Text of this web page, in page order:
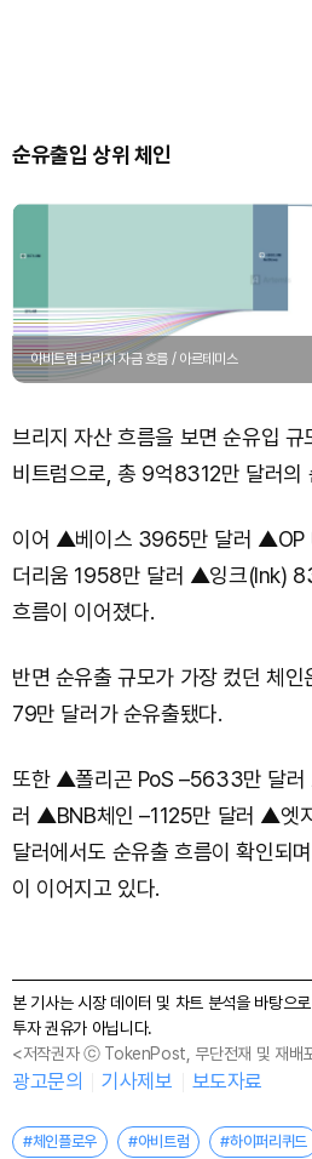
순유출입 상위 체인
아비트럼 브리지 자금 흐름 / 아르테미스
브리지 자산 흐름을 보면 순유입
비트럼으로, 총 9억8312만 달러의
이어 ▲베이스 3965만 달러 ▲OP
더리움 1958만 달러 ▲잉크(Ink)
흐름이 이어졌다.
반면 순유출 규모가 가장 컸던 체
79만 달러가 순유출됐다.
또한 ▲폴리곤 PoS –5633만 달
러 ▲BNB체인 –1125만 달러 ▲엣
달러에서도 순유출 흐름이 확인되
이 이어지고 있다.
본 기사는 시장 데이터 및 차트 분석을 바탕으
투자 권유가 아닙니다.
<저작권자 ⓒ TokenPost, 무단전재 및 재배
광고문의 기사제보 보도자료
#체인플로우 #아비트럼 #하이퍼리퀴드